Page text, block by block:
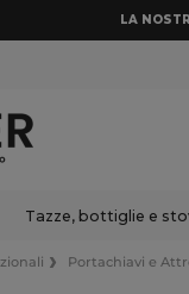
LA
Tazze, bottiglie e
Portachiavi e